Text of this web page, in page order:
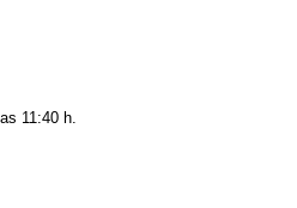
11:40 h.